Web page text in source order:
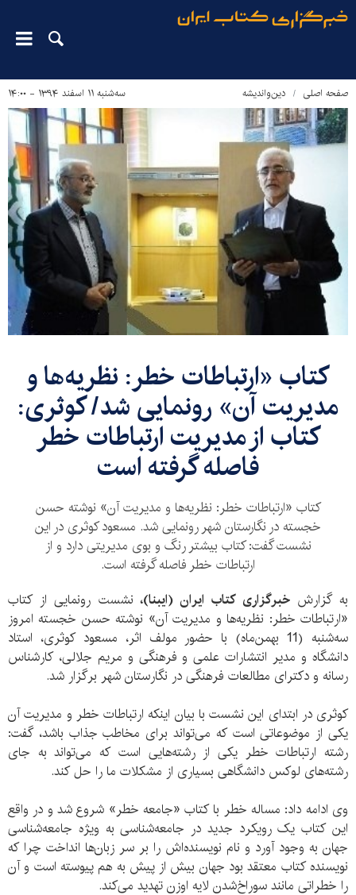
صفحه اصلی دین‌واندیشه سه‌شنبه ۱۱ اسفند ۱۳۹۴ - ۱۴:۰۰
کتاب «ارتباطات خطر: نظریه‌ها و
مدیریت آن» رونمایی شد/ کوثری:
کتاب از مدیریت ارتباطات خطر
فاصله گرفته است
کتاب «ارتباطات خطر: نظریه‌ها و مدیریت آن» نوشته حسن
خجسته در نگارستان شهر رونمایی شد. مسعود کوثری در این
نشست گفت: کتاب بیشتر رنگ و بوی مدیریتی دارد و از
ارتباطات خطر فاصله گرفته است.
به گزارشخبرگزاری کتاب ایران (ایبنا)، نشست رونمایی از کتاب
«ارتباطات خطر: نظریه‌ها و مدیریت آن» نوشته حسن خجسته امروز
سه‌شنبه (11 بهمن‌ماه) با حضور مولف اثر، مسعود کوثری، استاد
دانشگاه و مدیر انتشارات علمی و فرهنگی و مریم جلالی، کارشناس
رسانه و دکترای مطالعات فرهنگی در نگارستان شهر برگزار شد.
کوثری در ابتدای این نشست با بیان اینکه ارتباطات خطر و مدیریت آن
یکی از موضوعاتی است که می‌تواند برای مخاطب جذاب باشد، گفت:
رشته ارتباطات خطر یکی از رشته‌هایی است که می‌تواند به جای
رشته‌های لوکس دانشگاهی بسیاری از مشکلات ما را حل کند.
وی ادامه داد: مساله خطر با کتاب «جامعه خطر» شروع شد و در واقع
این کتاب یک رویکرد جدید در جامعه‌شناسی به ویژه جامعه‌شناسی
جهان به وجود آورد و نام نویسنده‌اش را بر سر زبان‌ها انداخت چرا که
نویسنده کتاب معتقد بود جهان بیش از پیش به هم پیوسته است و آن
را خطراتی مانند سوراخ‌شدن لایه اوزن تهدید می‌کند.